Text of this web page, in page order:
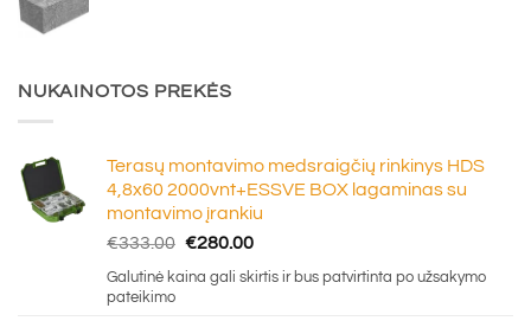
NUKAINOTOS PREKĖS
Terasų montavimo medsraigčių rinkinys HDS
4,8x60 2000vnt+ESSVE BOX lagaminas su
montavimo įrankiu
€333.00 Original
price
was:
€280.00Current
price
Galutinė kaina gali skirtis ir bus patvirtinta po užsakymo
pateikimo